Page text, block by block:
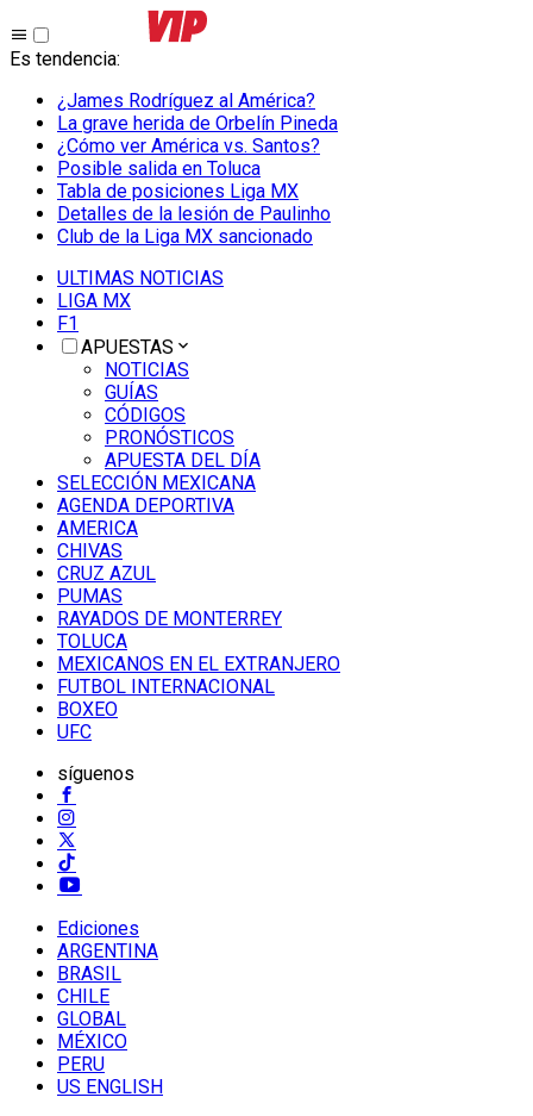
Es tendencia:
¿James Rodríguez al América?
La grave herida de Orbelín Pineda
¿Cómo ver América vs. Santos?
Posible salida en Toluca
Tabla de posiciones Liga MX
Detalles de la lesión de Paulinho
Club de la Liga MX sancionado
ULTIMAS NOTICIAS
LIGA MX
F1
APUESTAS
NOTICIAS
GUÍAS
CÓDIGOS
PRONÓSTICOS
APUESTA DEL DÍA
SELECCIÓN MEXICANA
AGENDA DEPORTIVA
AMERICA
CHIVAS
CRUZ AZUL
PUMAS
RAYADOS DE MONTERREY
TOLUCA
MEXICANOS EN EL EXTRANJERO
FUTBOL INTERNACIONAL
BOXEO
UFC
síguenos
Ediciones
ARGENTINA
BRASIL
CHILE
GLOBAL
MÉXICO
PERU
US ENGLISH